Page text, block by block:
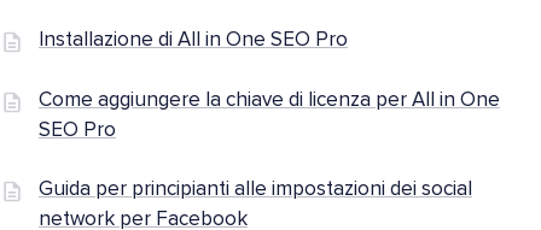
Installazione di All in One SEO Pro
Come aggiungere la chiave di licenza per All in One
SEO Pro
Guida per principianti alle impostazioni dei social
network per Facebook